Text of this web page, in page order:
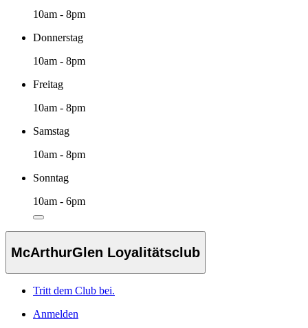
10am - 8pm
Donnerstag
10am - 8pm
Freitag
10am - 8pm
Samstag
10am - 8pm
Sonntag
10am - 6pm
McArthurGlen Loyalitätsclub
Tritt dem Club bei.
Anmelden